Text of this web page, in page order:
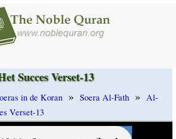
Succes Verset-13
in de Koran » Soera Al-Fath » Al-
Verset-13